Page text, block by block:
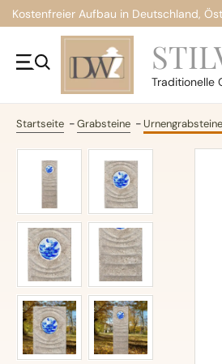
Kostenfreier Aufbau in Deutschland,
Traditionelle
Startseite Grabsteine Urnengrabsteine